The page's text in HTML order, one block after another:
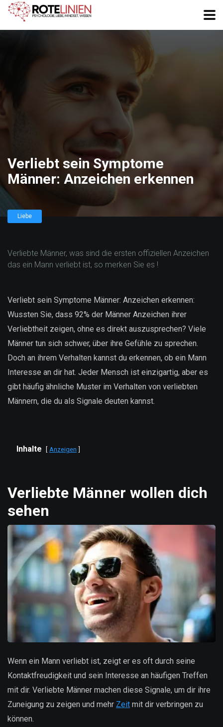
Verliebt sein Symptome
Männer: Anzeichen erkennen
Liebe
Verliebte Männer, was sind die ersten offiziellen Anzeichen
das ein Mann verliebt ist, so merken Sie es !
Verliebt sein Symptome Männer: Anzeichen erkennen:
Wussten Sie, dass 92% der Männer Anzeichen ihrer
Verliebtheit zeigen, ohne es direkt auszusprechen? Viele
Männer tun sich schwer, über ihre Gefühle zu sprechen.
Doch an ihrem Verhalten kannst du erkennen, ob ein Mann
Interesse an dir hat. Jeder Mensch ist einzigartig, aber es
gibt häufig ähnliche Muster im Verhalten von verliebten
Männern, die du als Signale deuten kannst.
Inhalte Anzeigen
Verliebte Männer wollen dich
sehen
Wenn ein Mann verliebt ist, zeigt er es oft durch seine
Kontaktfreudigkeit und sein Interesse an häufigen Treffen
mit dir. Verliebte Männer machen diese Signale, um dir ihre
Zuneigung zu zeigen und mehr Zeit mit dir verbringen zu
können.